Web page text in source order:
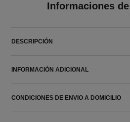
Informaciones
DESCRIPCIÓN
INFORMACIÓN ADICIONAL
CONDICIONES DE ENVIO A DOMICILIO